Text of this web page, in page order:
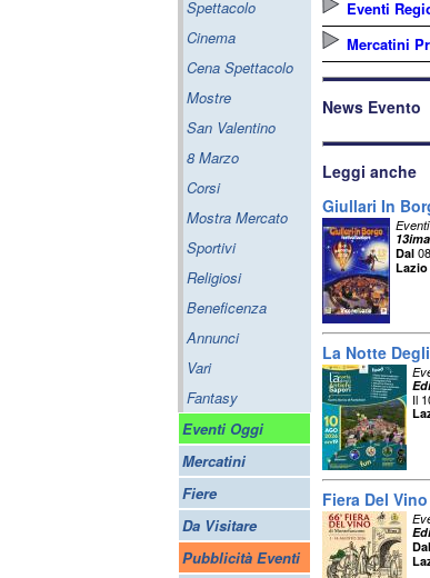
Spettacolo
Cinema
Cena Spettacolo
Mostre
San Valentino
8 Marzo
Corsi
Mostra Mercato
Sportivi
Religiosi
Beneficenza
Annunci
Vari
Fantasy
Eventi Oggi
Mercatini
Fiere
Da Visitare
Pubblicità Eventi
Eventi
Mercatini
News Evento
Leggi anche
Giullari In
Dal
Lazio
La Notte
Il
Fiera Del
Dal